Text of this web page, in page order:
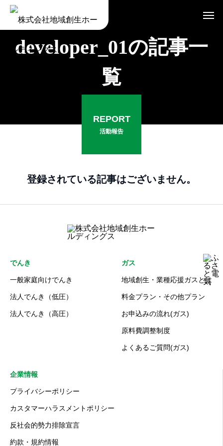
developer_01の記事一
覧
REPORT
活動報告
登録されている記事はございません。
でんき
一般家庭向けでんき
法人でんき（低圧）
法人でんき（高圧）
ガス
地域創生・業種応援ガスとは
料金プラン・その他プラン
お申込みの流れ(ガス)
原料費調整制度
よくあるご質問(ガス)
企業情報
プライバシーポリシー
カスタマーハラスメントポリシー
反社会的勢力排除宣言
約款・規約情報